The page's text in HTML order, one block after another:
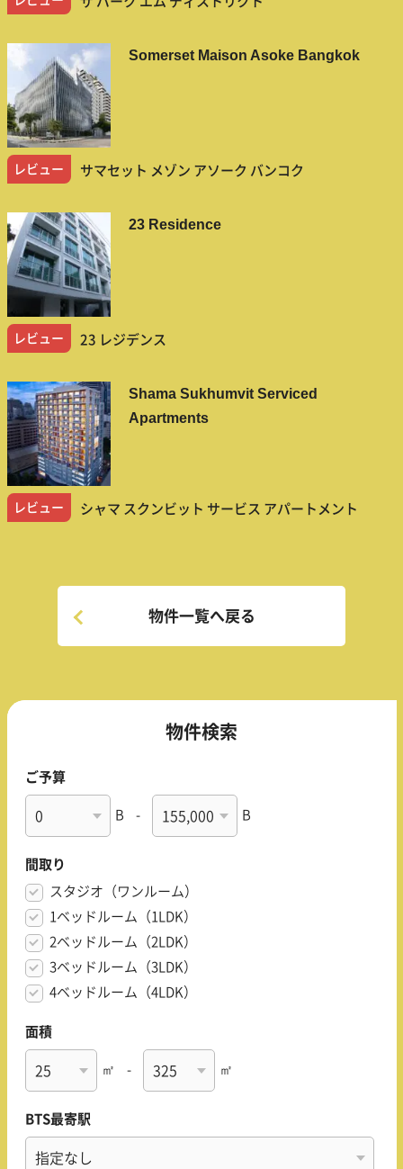
Somerset Maison Asoke Bangkok
レビュー サマセット メゾン アソーク バンコク
23 Residence
レビュー 23 レジデンス
Shama Sukhumvit Serviced
Apartments
レビュー シャマ スクンビット サービス アパートメント
物件一覧へ戻る
物件検索
ご予算
B - B
間取り
スタジオ（ワンルーム）
1ベッドルーム（1LDK）
2ベッドルーム（2LDK）
3ベッドルーム（3LDK）
4ベッドルーム（4LDK）
面積
㎡ - ㎡
BTS最寄駅